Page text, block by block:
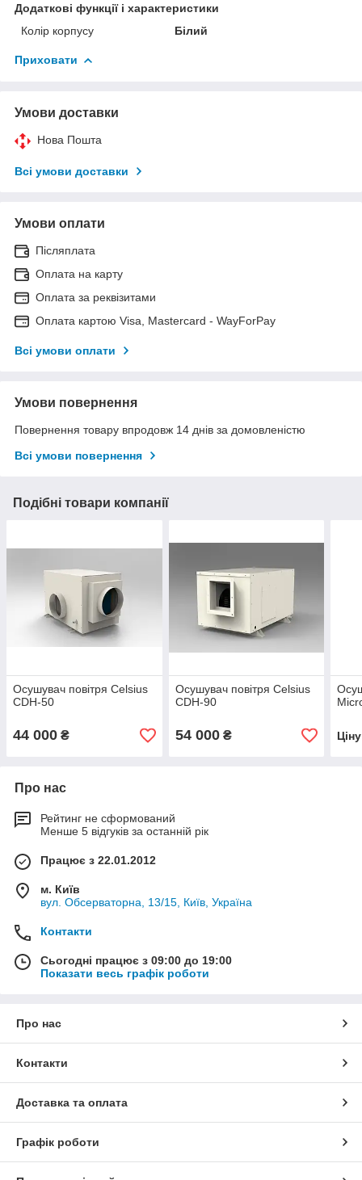
Додаткові функції і характеристики
Колір корпусу
Білий
Приховати
Умови доставки
Нова Пошта
Всі умови доставки
Умови оплати
Післяплата
Оплата на карту
Оплата за реквізитами
Оплата картою Visa, Mastercard - WayForPay
Всі умови оплати
Умови повернення
Повернення товару впродовж 14 днів за домовленістю
Всі умови повернення
Подібні товари компанії
Осушувач повітря Сelsius
CDH-50
44 000 ₴
Осушувач повітря Сelsius
CDH-90
54 000₴
Про нас
Рейтинг не сформований
Менше 5 відгуків за останній рік
Працює з 22.01.2012
м. Київ
вул. Обсерваторна, 13/15, Київ, Україна
Контакти
Сьогодні працює з 09:00 до 19:00
Показати весь графік роботи
Про нас
Контакти
Доставка та оплата
Графік роботи